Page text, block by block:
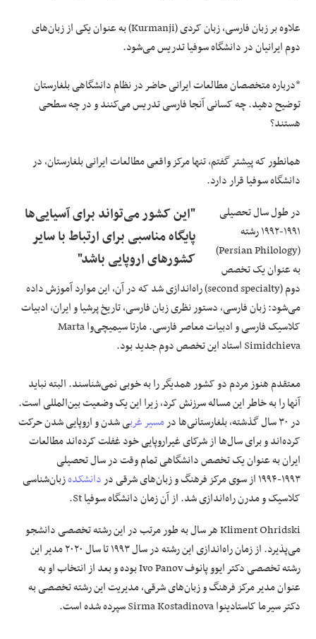
علاوه بر زبان فارسی، زبان کردی (Kurmanji) به عنوان یکی از زبان‌های
دوم ایرانیان در دانشگاه سوفیا تدریس می‌شود.
*درباره متخصصان مطالعات ایرانی حاضر در نظام دانشگاهی بلغارستان
توضیح دهید. چه کسانی آنجا فارسی تدریس می‌کنند و در چه سطحی
هستند؟
همانطور که پیشتر گفتم، تنها مرکز واقعی مطالعات ایرانی بلغارستان، در
دانشگاه سوفیا قرار دارد.
"این کشور می‌تواند برای آسیایی‌ها
پایگاه مناسبی برای ارتباط با سایر
کشورهای اروپایی باشد"
در طول سال تحصیلی
۱۹۹۱-۱۹۹۲ رشته
(Persian Philology)
به عنوان یک تخصص
دوم (second specialty) راه‌اندازی شد که در آن، این موارد آموزش داده
می‌شود: زبان فارسی، دستور نظری زبان فارسی، تاریخ پرشیا و ایران، ادبیات
کلاسیک فارسی و ادبیات معاصر فارسی. مارتا سیمیچی‌وا Marta
Simidchieva استاد این تخصص دوم جدید بود.
معتقدم هنوز مردم دو کشور همدیگر را به خوبی نمی‌شناسند. البته نباید
آنها را به خاطر این مساله سرزنش کرد، زیرا این یک وضعیت بین‌المللی است.
در ۳۰ سال گذشته، بلغارستانی‌ها در
مسیر غربی شدن و اروپایی شدن حرکت
کرده‌اند و برای سال‌ها از شرکای غیراروپایی خود غفلت کرده‌اند مطالعات
ایران به عنوان یک تخصص دانشگاهی تمام وقت در سال تحصیلی
۱۹۹۳-۱۹۹۴ از سوی مرکز فرهنگ و زبان‌های شرقی در
دانشکدهزبان‌شناسی
کلاسیک و مدرن راه‌اندازی شد. از آن زمان دانشگاه سوفیا St.
Kliment Ohridski هر سال به طور مرتب در این رشته تخصصی دانشجو
می‌پذیرد. از زمان راه‌اندازی این رشته در سال ۱۹۹۳ تا سال ۲۰۲۰ مدیر این
رشته تخصصی دکتر ایوو پانوف Ivo Panov بوده و بعد از انتخاب او به
عنوان مدیر مرکز فرهنگ و زبان‌های شرقی، مدیریت این رشته تخصصی به
دکتر سیرما کاستادینوا Sirma Kostadinova سپرده شده است.